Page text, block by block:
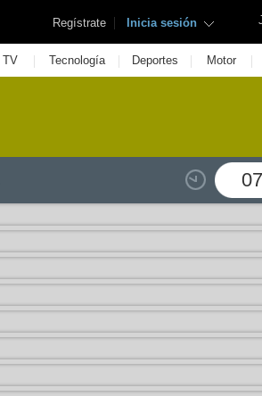
Regístrate | Inicia sesión
TV | Tecnología | Deportes | Motor |